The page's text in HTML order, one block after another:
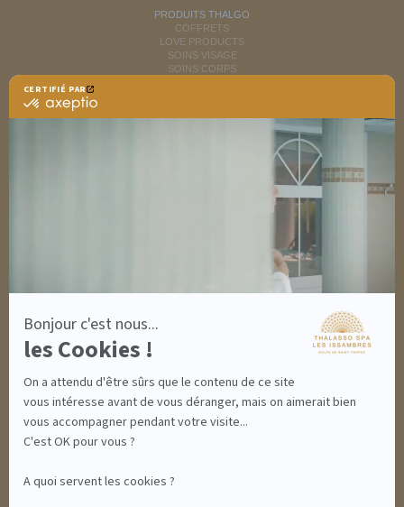
CERTIFIÉ PAR
certifié
Bonjour c'est nous...
les Cookies !
On a attendu d'être sûrs que le contenu de ce site
vous intéresse avant de vous déranger, mais on aimerait bien
vous accompagner pendant votre visite...
C'est OK pour vous ?
A quoi servent les cookies ?
PRODUITS THALGO
COFFRETS
LOVE PRODUCTS
SOINS VISAGE
SOINS CORPS
MENTIONS LÉGALES
CONDITIONS GÉNÉRALES - BONS CADEAUX
POLITIQUE DE CONFIDENTIALITÉ
THALASSO SPA LES ISSAMBRES - RÉSIDENCE LES CALANQUES PIERRE &